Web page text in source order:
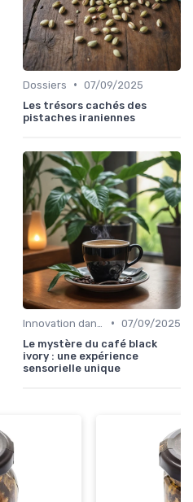
Dossiers • 07/09/2025
Les trésors cachés des
pistaches iraniennes
• 07/09/2025
Le mystère du café black
ivory : une expérience
sensorielle unique